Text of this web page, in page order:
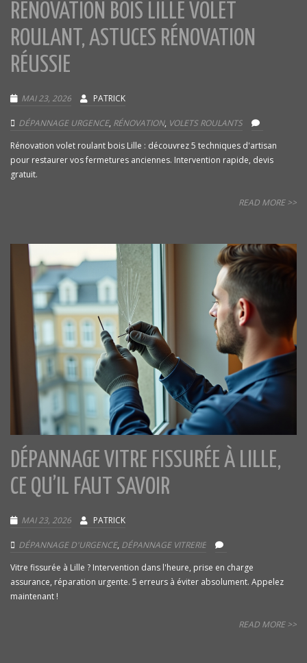
RÉNOVATION BOIS LILLE VOLET
ROULANT, ASTUCES RÉNOVATION
RÉUSSIE
MAI 23, 2026 PATRICK
DÉPANNAGE URGENCE, RÉNOVATION, VOLETS ROULANTS
Rénovation volet roulant bois Lille : découvrez 5 techniques d'artisan
pour restaurer vos fermetures anciennes. Intervention rapide, devis
gratuit.
READ MORE >>
DÉPANNAGE VITRE FISSURÉE À LILLE,
CE QU’IL FAUT SAVOIR
MAI 23, 2026 PATRICK
DÉPANNAGE D'URGENCE, DÉPANNAGE VITRERIE
Vitre fissurée à Lille ? Intervention dans l'heure, prise en charge
assurance, réparation urgente. 5 erreurs à éviter absolument. Appelez
maintenant !
READ MORE >>